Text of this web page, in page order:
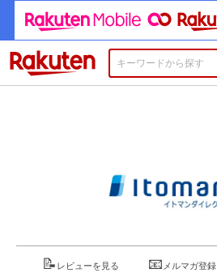
楽天市場
📝 レビューを見る 📧 メルマガ登録